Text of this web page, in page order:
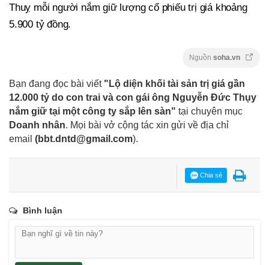
Thuỵ mỗi người nắm giữ lượng cổ phiếu trị giá khoảng
5.900 tỷ đồng.
Nguồn soha.vn
Bạn đang đọc bài viết "Lộ diện khối tài sản trị giá gần
12.000 tỷ do con trai và con gái ông Nguyễn Đức Thụy
nắm giữ tại một công ty sắp lên sàn" tại chuyên mục
Doanh nhân. Mọi bài vở cộng tác xin gửi về địa chỉ
email (bbt.dntd@gmail.com).
Chia sẻ
Bình luận